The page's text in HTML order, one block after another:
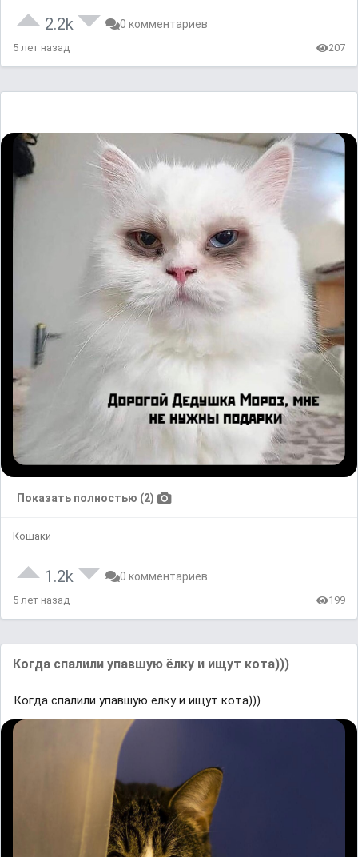
2.2k 0 комментариев
5 лет назад 207
Показать полностью (2)
Кошаки
1.2k 0 комментариев
5 лет назад 199
Когда спалили упавшую ёлку и ищут кота)))
Когда спалили упавшую ёлку и ищут кота)))